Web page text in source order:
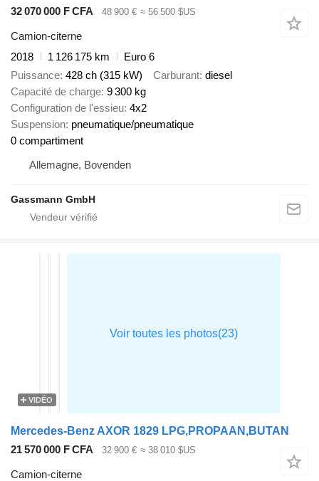
32 070 000 F CFA
48 900 € ≈ 56 500 $US
Camion-citerne
2018
1 126 175 km
Euro 6
Puissance 428 ch (315 kW) Carburant diesel
Capacité de charge 9 300 kg
Configuration de l'essieu 4x2
Suspension pneumatique/pneumatique
0 compartiment
Allemagne, Bovenden
Gassmann GmbH
VIDÉO
Mercedes-Benz AXOR 1829 LPG,PROPAAN,BUTAN
21 570 000 F CFA
32 900 € ≈ 38 010 $US
Camion-citerne